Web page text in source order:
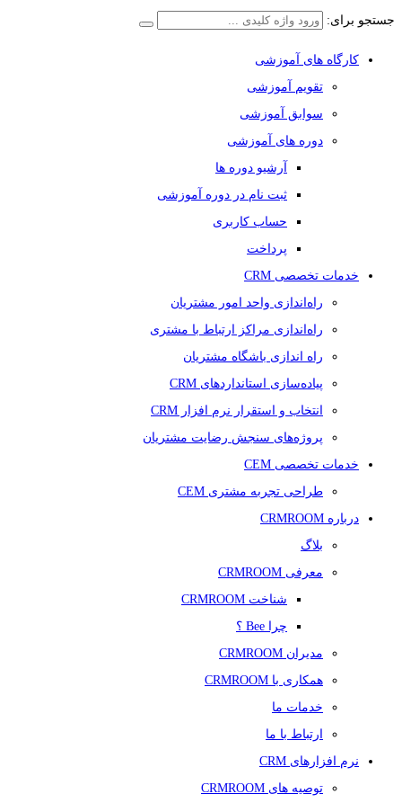
جستجو برای:
کارگاه های آموزشی
تقویم آموزشی
سوابق آموزشی
دوره های آموزشی
آرشیو دوره ها
ثبت نام در دوره آموزشی
حساب کاربری
پرداخت
خدمات تخصصی CRM
راه‌اندازی واحد امور مشتریان
راه‌اندازی مراکز ارتباط با مشتری
راه اندازی باشگاه مشتریان
پیاده‌سازی استانداردهای CRM
انتخاب و استقرار نرم افزار CRM
پروژه‌های سنجش رضایت مشتریان
خدمات تخصصی CEM
طراحی تجربه مشتری CEM
درباره CRMROOM
بلاگ
معرفی CRMROOM
شناخت CRMROOM
چرا Bee ؟
مدیران CRMROOM
همکاری با CRMROOM
خدمات ما
ارتباط با ما
نرم افزارهای CRM
توصیه های CRMROOM